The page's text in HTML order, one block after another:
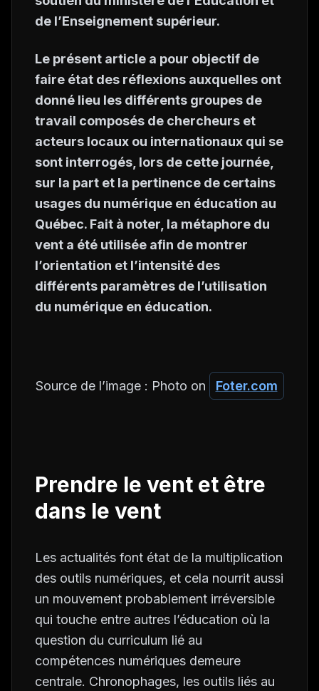
de l’Enseignement supérieur.
Le présent article a pour objectif de
faire état des réflexions auxquelles ont
donné lieu les différents groupes de
travail composés de chercheurs et
acteurs locaux ou internationaux qui se
sont interrogés, lors de cette journée,
sur la part et la pertinence de certains
usages du numérique en éducation au
Québec. Fait à noter, la métaphore du
vent a été utilisée afin de montrer
l’orientation et l’intensité des
différents paramètres de l’utilisation
du numérique en éducation.
Source de l’image : Photo on Foter.com
Prendre le vent et être
dans le vent
Les actualités font état de la multiplication
des outils numériques, et cela nourrit aussi
un mouvement probablement irréversible
qui touche entre autres l’éducation où la
question du curriculum lié au
compétences numériques demeure
centrale. Chronophages, les outils liés au